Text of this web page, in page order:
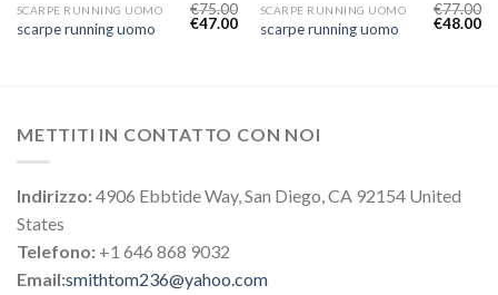
SCARPE RUNNING UOMO
scarpe running uomo
€75.00
€47.00
SCARPE RUNNING UOMO
scarpe running uomo
€77.00
€48.00
METTITI IN CONTATTO CON NOI
Indirizzo:4906 Ebbtide Way, San Diego, CA 92154 United
States
Telefono: +1 646 868 9032
Email:smithtom236@yahoo.com